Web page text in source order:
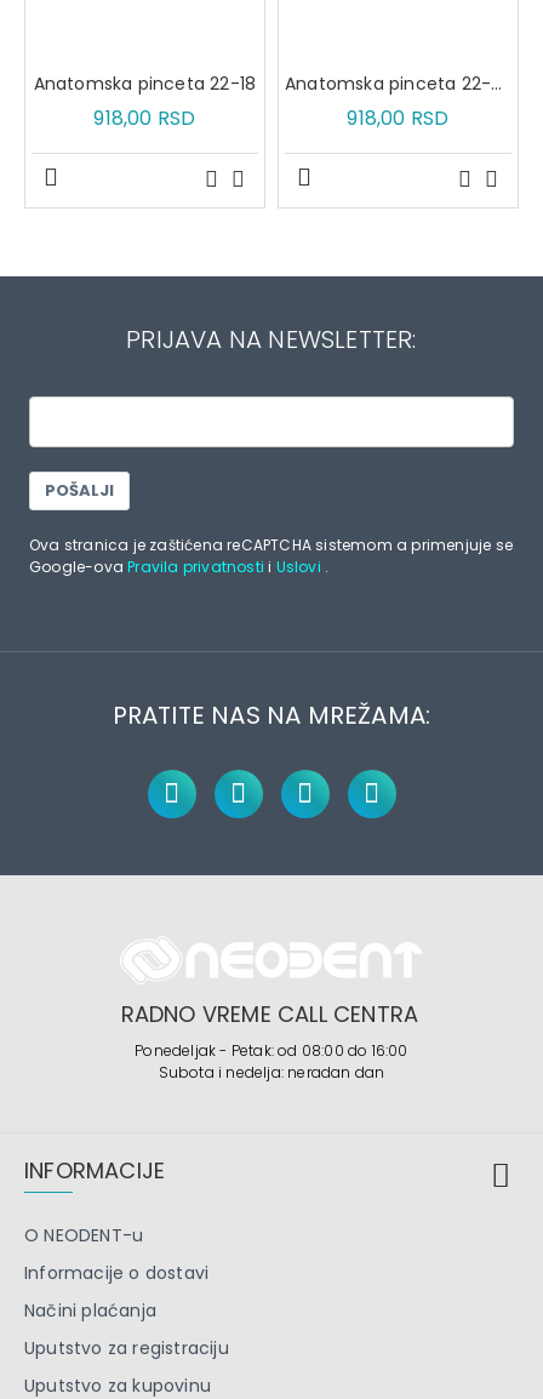
Anatomska pinceta 22-18
918,00 RSD
Anatomska pinceta 22-20
918,00 RSD
PRIJAVA NA NEWSLETTER:
POŠALJI
Ova stranica je zaštićena reCAPTCHA sistemom a primenjuje se
Google-ovaPravila privatnosti i Uslovi .
PRATITE NAS NA MREŽAMA:
RADNO VREME CALL CENTRA
Ponedeljak - Petak: od 08:00 do 16:00
Subota i nedelja: neradan dan
INFORMACIJE
O NEODENT-u
Informacije o dostavi
Načini plaćanja
Uputstvo za registraciju
Uputstvo za kupovinu